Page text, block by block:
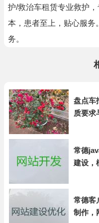
护/救治车租赁专业救护
本，患者至上，贴心服务
务。
盘点车
质要求
常德
建设，
常德客
制作，